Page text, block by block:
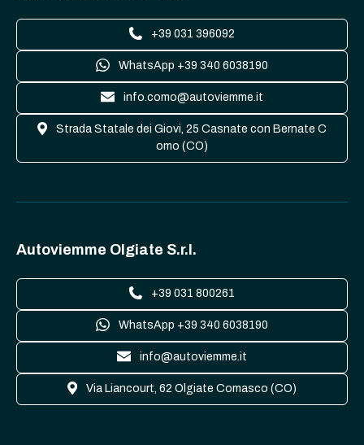
+39 031 396092
WhatsApp +39 340 6038190
info.como@autoviemme.it
Strada Statale dei Giovi, 25 Casnate con Bernate C
omo (CO)
Autoviemme Olgiate S.r.l.
+39 031 800261
WhatsApp +39 340 6038190
info@autoviemme.it
Via Liancourt, 62 Olgiate Comasco (CO)